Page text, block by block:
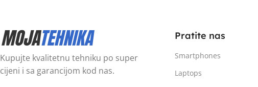
Kupujte kvalitetnu tehniku po super
cijeni i sa garancijom kod nas.
Pratite nas
Smartphones
Laptops